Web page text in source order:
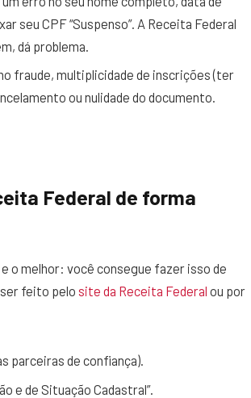
seu CPF “Suspenso”. A Receita Federal
dá problema.
fraude, multiplicidade de inscrições (ter
ou nulidade do documento.
Federal de forma
o melhor: você consegue fazer isso de
ser feito pelo site da Receita Federal ou por
parceiras de confiança).
e de Situação Cadastral”.